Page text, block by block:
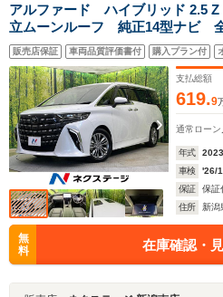
アルファード ハイブリッド 2.5
立ムーンルーフ 純正14型ナビ
動スライドドア フリップダウン
置 レーダークルーズ 禁煙車 前
ー/エアコン ドラレコ ETC
販売店保証 車両品質評価書付 購入プラン付
支払総額
619.9
通常ローン
年式 2023
車検
'26/
保証
保証
住所
新潟
無
料
在庫確認・